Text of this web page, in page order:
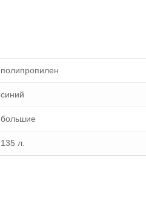
полипропилен
синий
большие
135 л.